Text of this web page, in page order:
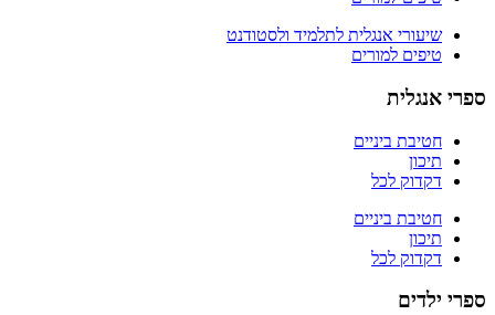
שיעורי אנגלית לתלמיד ולסטודנט
טיפים למורים
ספרי אנגלית
חטיבת ביניים
תיכון
דקדוק לכל
חטיבת ביניים
תיכון
דקדוק לכל
ספרי ילדים